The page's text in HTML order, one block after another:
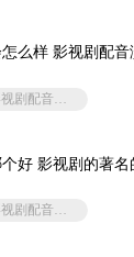
剧配音演
影视剧配音演员
著名的
影视剧配音演员